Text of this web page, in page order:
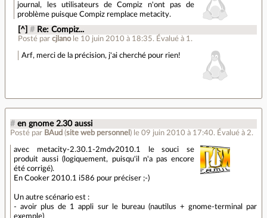
journal, les utilisateurs de Compiz n'ont pas de
problème puisque Compiz remplace metacity.
[^] # Re: Compiz...
Posté par cjlano le 10 juin 2010 à 18:35. Évalué à 1 .
Arf, merci de la précision, j'ai cherché pour rien!
# en gnome 2.30 aussi
Posté par BAud (site web personnel ) le 09 juin 2010 à 17:40. Évalué à 2.
avec metacity-2.30.1-2mdv2010.1 le souci se
produit aussi (logiquement, puisqu'il n'a pas encore
été corrigé).
En Cooker 2010.1 i586 pour préciser ;-)
Un autre scénario est :
- avoir plus de 1 appli sur le bureau (nautilus + gnome-terminal par
exemple)